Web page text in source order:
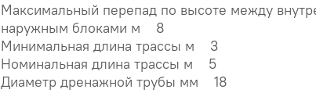
Максимальный перепад по высоте между
наружным блоками м 8
Минимальная длина трассы м 3
Номинальная длина трассы м 5
Диаметр дренажной трубы мм 18